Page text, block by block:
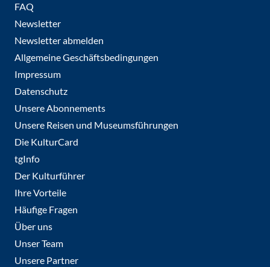
FAQ
Newsletter
Newsletter abmelden
Allgemeine Geschäftsbedingungen
Impressum
Datenschutz
Unsere Abonnements
Unsere Reisen und Museumsführungen
Die KulturCard
tgInfo
Der Kulturführer
Ihre Vorteile
Häufige Fragen
Über uns
Unser Team
Unsere Partner